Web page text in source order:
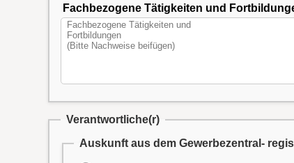
Fachbezogene Tätigkeiten und
Verantwortliche(r)
Auskunft aus dem Gewerbezentral-